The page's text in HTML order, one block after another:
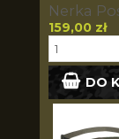
Nerka
159,00 zł
DO